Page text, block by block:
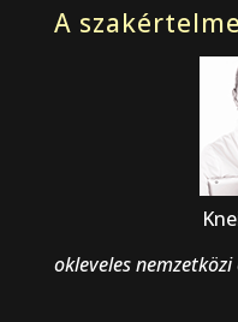
A
okleveles